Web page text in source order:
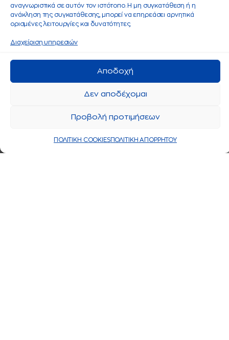
αναγνωριστικά σε αυτόν τον ιστότοπο. Η μη συγκατάθεση ή η
ανάκληση της συγκατάθεσης, μπορεί να επηρεάσει αρνητικά
ορισμένες λειτουργίες και δυνατότητες.
Διαχείριση υπηρεσιών
Αποδοχή
Δεν αποδέχομαι
Προβολή προτιμήσεων
ΠΟΛΙΤΙΚΗ COOKIESΠΟΛΙΤΙΚΗ ΑΠΟΡΡΗΤΟΥ